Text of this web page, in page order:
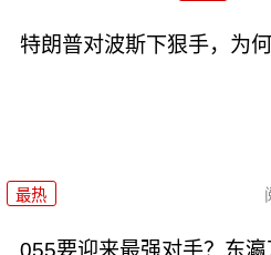
特朗普对波斯下狠手，为
最热
055要迎来最强对手？东瀛